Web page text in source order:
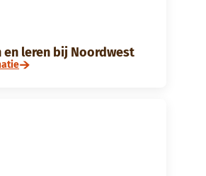
en leren bij Noordwest